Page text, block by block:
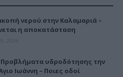
νερού στην Καλαμαριά –
η αποκατάσταση
υδροδότησης την
Ιωάννη – Ποιες οδοί